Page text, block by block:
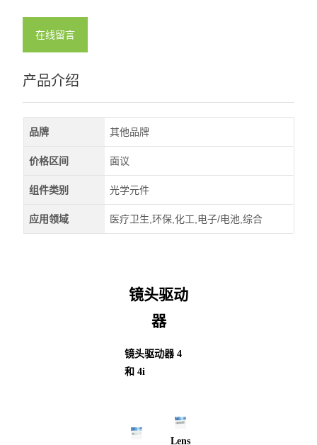
在线留言
产品介绍
品牌 其他品牌
价格区间 面议
组件类别 光学元件
应用领域 医疗卫生,环保,化工,电子/电池,综合
镜头驱动
器
镜头驱动器 4
和 4i
Lens